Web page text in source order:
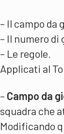
– Il campo da
– Il numero di
– Le regole.
Applicati al
– Campo da
squadra che
Modificando